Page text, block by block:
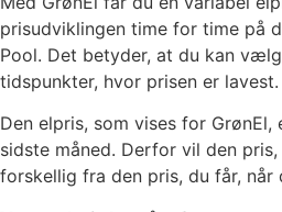
prisudviklingen time for time på
Pool. Det betyder, at du kan
tidspunkter, hvor prisen er lavest.
Den elpris, som vises for
sidste måned. Derfor vil den
forskellig fra den pris, du får, når